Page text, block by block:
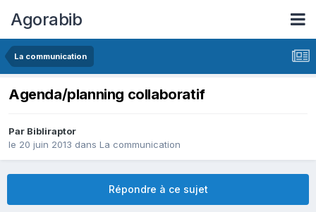
Agorabib
La communication
Agenda/planning collaboratif
Par Bibliraptor
le 20 juin 2013 dans La communication
Répondre à ce sujet